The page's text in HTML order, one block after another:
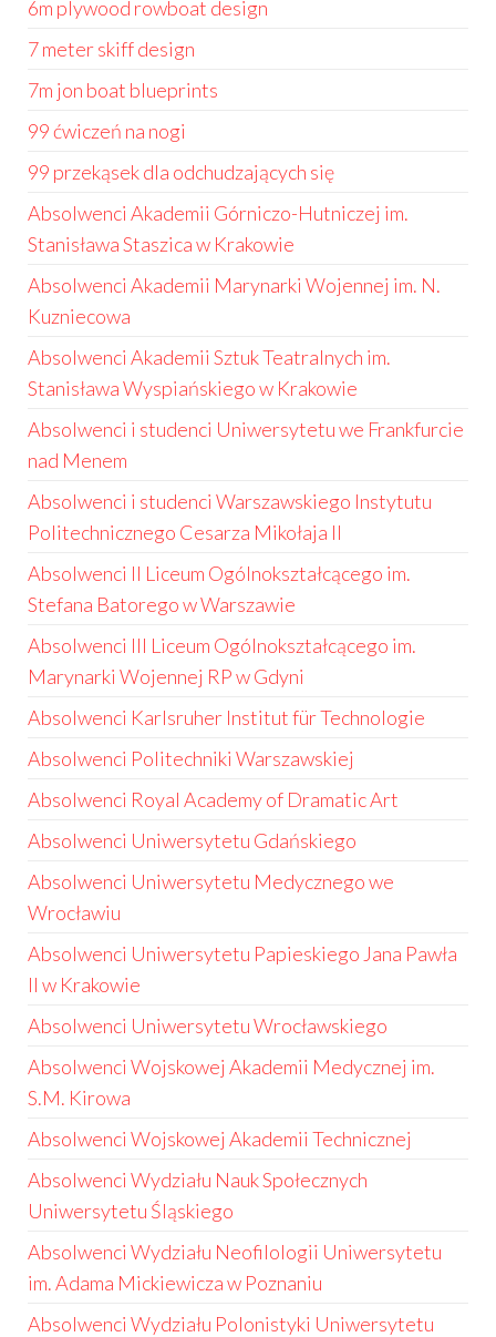
6m plywood rowboat design
7 meter skiff design
7m jon boat blueprints
99 ćwiczeń na nogi
99 przekąsek dla odchudzających się
Absolwenci Akademii Górniczo-Hutniczej im.
Stanisława Staszica w Krakowie
Absolwenci Akademii Marynarki Wojennej im. N.
Kuzniecowa
Absolwenci Akademii Sztuk Teatralnych im.
Stanisława Wyspiańskiego w Krakowie
Absolwenci i studenci Uniwersytetu we Frankfurcie
nad Menem
Absolwenci i studenci Warszawskiego Instytutu
Politechnicznego Cesarza Mikołaja II
Absolwenci II Liceum Ogólnokształcącego im.
Stefana Batorego w Warszawie
Absolwenci III Liceum Ogólnokształcącego im.
Marynarki Wojennej RP w Gdyni
Absolwenci Karlsruher Institut für Technologie
Absolwenci Politechniki Warszawskiej
Absolwenci Royal Academy of Dramatic Art
Absolwenci Uniwersytetu Gdańskiego
Absolwenci Uniwersytetu Medycznego we
Wrocławiu
Absolwenci Uniwersytetu Papieskiego Jana Pawła
II w Krakowie
Absolwenci Uniwersytetu Wrocławskiego
Absolwenci Wojskowej Akademii Medycznej im.
S.M. Kirowa
Absolwenci Wojskowej Akademii Technicznej
Absolwenci Wydziału Nauk Społecznych
Uniwersytetu Śląskiego
Absolwenci Wydziału Neofilologii Uniwersytetu
im. Adama Mickiewicza w Poznaniu
Absolwenci Wydziału Polonistyki Uniwersytetu